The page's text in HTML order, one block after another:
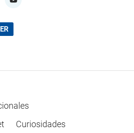
Curiosidades